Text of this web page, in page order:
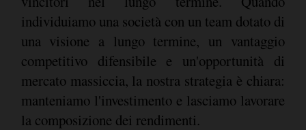
individuiamo una società con un team dotato di
una visione a lungo termine, un vantaggio
competitivo difensibile e un'opportunità di
mercato massiccia, la nostra strategia è chiara:
manteniamo l'investimento e lasciamo lavorare
la composizione dei rendimenti.